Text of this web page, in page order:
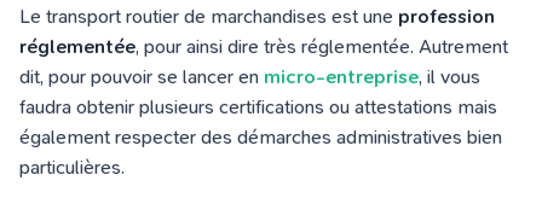
Le transport routier de marchandises est une profession
réglementée, pour ainsi dire très réglementée. Autrement
dit, pour pouvoir se lancer en micro-entreprise, il vous
faudra obtenir plusieurs certifications ou attestations mais
également respecter des démarches administratives bien
particulières.